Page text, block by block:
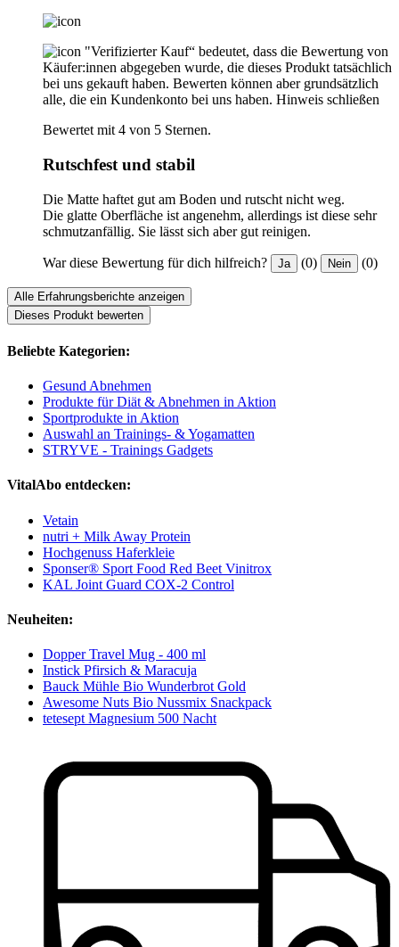
"Verifizierter Kauf“ bedeutet, dass die Bewertung von
Käufer:innen abgegeben wurde, die dieses Produkt tatsächlich
bei uns gekauft haben. Bewerten können aber grundsätzlich
alle, die ein Kundenkonto bei uns haben. Hinweis schließen
Bewertet mit 4 von 5 Sternen.
Rutschfest und stabil
Die Matte haftet gut am Boden und rutscht nicht weg.
Die glatte Oberfläche ist angenehm, allerdings ist diese sehr
schmutzanfällig. Sie lässt sich aber gut reinigen.
War diese Bewertung für dich hilfreich? Ja (0) Nein (0)
Alle Erfahrungsberichte anzeigen
Dieses Produkt bewerten
Beliebte Kategorien:
Gesund Abnehmen
Produkte für Diät & Abnehmen in Aktion
Sportprodukte in Aktion
Auswahl an Trainings- & Yogamatten
STRYVE - Trainings Gadgets
VitalAbo entdecken:
Vetain
nutri + Milk Away Protein
Hochgenuss Haferkleie
Sponser® Sport Food Red Beet Vinitrox
KAL Joint Guard COX-2 Control
Neuheiten:
Dopper Travel Mug - 400 ml
Instick Pfirsich & Maracuja
Bauck Mühle Bio Wunderbrot Gold
Awesome Nuts Bio Nussmix Snackpack
tetesept Magnesium 500 Nacht